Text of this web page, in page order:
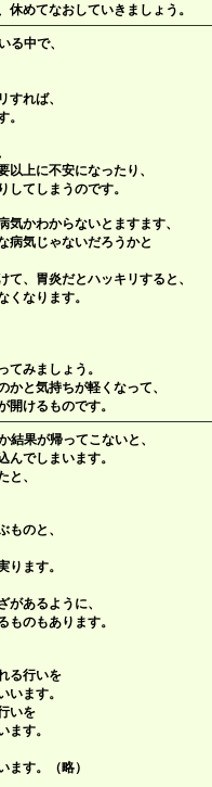
めてなおしていきましょう。
る中で、
すれば、
。
上に不安になったり、
してしまうのです。
かわからないとますます、
病気じゃないだろうかと
、胃炎だとハッキリすると、
くなります。
てみましょう。
と気持ちが軽くなって、
開けるものです。
結果が帰ってこないと、
んでしまいます。
と、
ものと、
ります。
があるように、
ものもあります。
る行いを
います。
いを
ます。
ます。（略）